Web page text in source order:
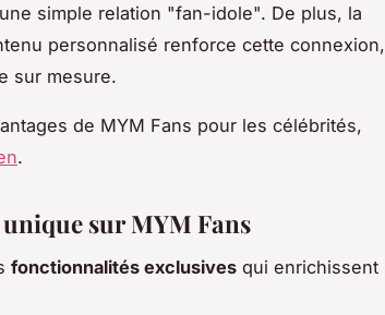
simple relation "fan-idole". De plus, la
personnalisé renforce cette connexion,
sur mesure.
de MYM Fans pour les célébrités,
.
sur MYM Fans
fonctionnalités exclusives qui enrichissent